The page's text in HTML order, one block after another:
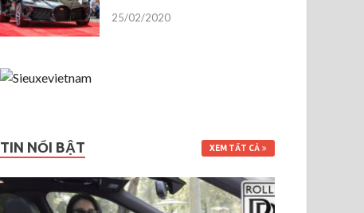
25/02/2020
TIN NỔI BẬT XEM TẤT CẢ